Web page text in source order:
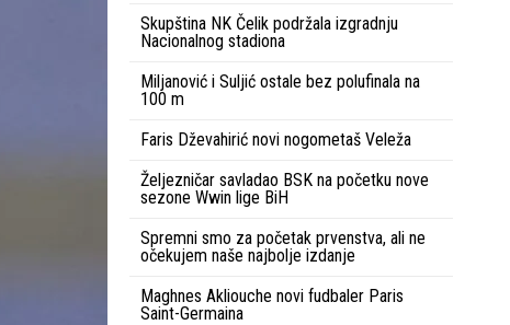
Skupština NK Čelik podržala izgradnju
Nacionalnog stadiona
Miljanović i Suljić ostale bez polufinala na
100 m
Faris Dževahirić novi nogometaš Veleža
Željezničar savladao BSK na početku nove
sezone Wwin lige BiH
Spremni smo za početak prvenstva, ali ne
očekujem naše najbolje izdanje
Maghnes Akliouche novi fudbaler Paris
Saint-Germaina